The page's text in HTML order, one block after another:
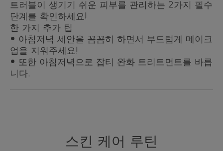
• 저자극성 제품: 클리낭스 파워 컨트롤은 민감한
피부에도 사용할 수 있는 제품****입니다. 모공을
막지 않는 포뮬라이며, 인공 향료가 첨가되지 않았
습니다.
용감과 함께 산뜻한 마무리감을 선사합니다.
트러블이 생기기 쉬운 피부를 관리하는 2가지 필수
단계를 확인하세요!
한 가지 추가 팁
• 아침저녁 세안을 꼼꼼히 하면서 부드럽게 메이크
업을 지워주세요!
• 또한 아침저녁으로 잡티 완화 트리트먼트를 바릅
니다.
스킨 케어 루틴